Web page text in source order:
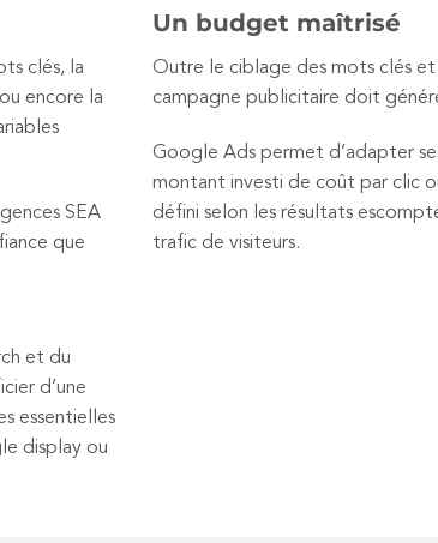
clés, la
encore la
SEA
que
et du
d’une
essentielles
display ou
Un budget maîtrisé
Outre le ciblage des mots clés et
campagne publicitaire doit
Google Ads permet d’adapter
montant investi de coût par clic
défini selon les résultats
trafic de visiteurs.